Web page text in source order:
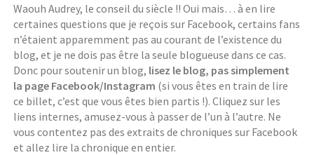
Waouh Audrey, le conseil du siècle !! Oui mais… à en lire
certaines questions que je reçois sur Facebook, certains fans
n’étaient apparemment pas au courant de l’existence du
blog, et je ne dois pas être la seule blogueuse dans ce cas.
Donc pour soutenir un blog, lisez le blog, pas simplement
la page Facebook/Instagram (si vous êtes en train de lire
ce billet, c’est que vous êtes bien partis !). Cliquez sur les
liens internes, amusez-vous à passer de l’un à l’autre. Ne
vous contentez pas des extraits de chroniques sur Facebook
et allez lire la chronique en entier.